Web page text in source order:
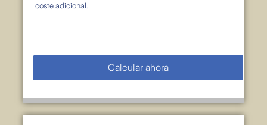
coste adicional.
Calcular ahora